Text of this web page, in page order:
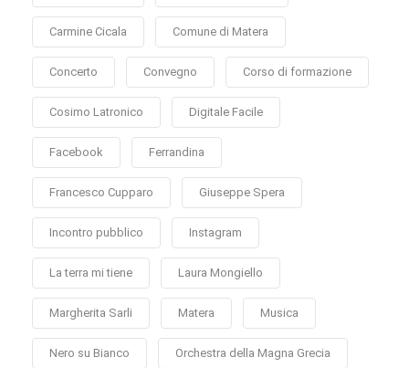
Carmine Cicala Comune di Matera
Concerto Convegno Corso di formazione
Cosimo Latronico Digitale Facile
Facebook Ferrandina
Francesco Cupparo Giuseppe Spera
Incontro pubblico Instagram
La terra mi tiene Laura Mongiello
Margherita Sarli Matera Musica
Nero su Bianco Orchestra della Magna Grecia